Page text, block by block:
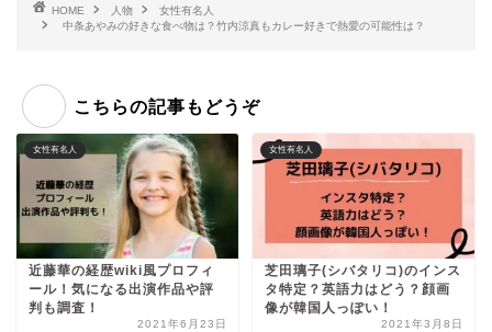
HOME 人物
女性有名人
中条あやみの好きな食べ物は？竹内涼真もカレー好きで熱愛の可能性は？
こちらの記事もどうぞ
女性有名人
近藤華の経歴wiki風プロフィ
ール！気になる出演作品や評
判も調査！
2021年6月23日
女性有名人
芝田璃子(シバタリコ)のインス
タ特定？英語力はどう？顔画
像が韓国人っぽい！
2021年3月8日